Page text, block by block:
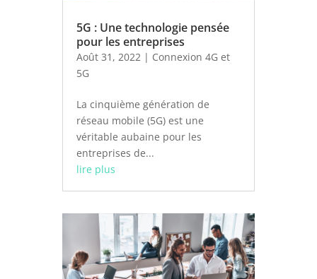
5G : Une technologie pensée
pour les entreprises
Août 31, 2022| Connexion 4G et
5G
La cinquième génération de
réseau mobile (5G) est une
véritable aubaine pour les
entreprises de...
lire plus